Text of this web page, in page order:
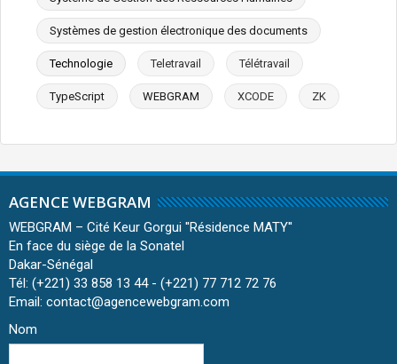
Systèmes de gestion électronique des documents
Technologie Teletravail Télétravail
TypeScript WEBGRAM XCODE ZK
AGENCE WEBGRAM
WEBGRAM – Cité Keur Gorgui ''Résidence MATY''
En face du siège de la Sonatel
Dakar-Sénégal
Tél: (+221) 33 858 13 44 - (+221) 77 712 72 76
Email: contact@agencewebgram.com
Nom